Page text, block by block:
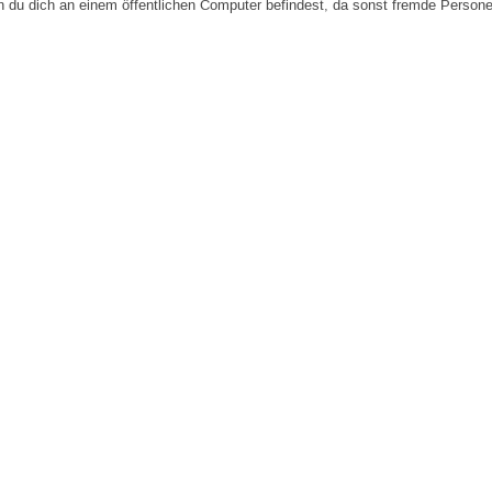
dich an einem öffentlichen Computer befindest, da sonst fremde